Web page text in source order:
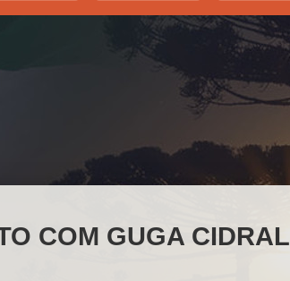
COM GUGA CIDRAL